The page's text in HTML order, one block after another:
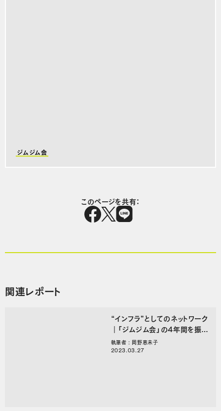
ジムジム会
このページを共有：
関連レポート
“インフラ”としてのネットワーク
｜「ジムジム会」の4年間を振り
返る
執筆者 : 岡野恵未子
2023.03.27